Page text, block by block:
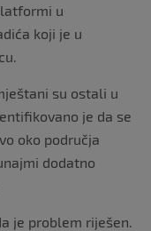
u
koji je u
su ostali u
je da se
oko područja
dodatno
je problem riješen.